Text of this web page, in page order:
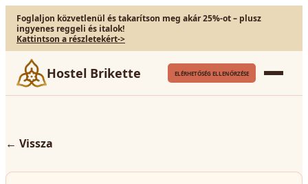
Foglaljon közvetlenül és takarítson meg akár 25%-ot – plusz
ingyenes reggeli és italok!
Kattintson a részletekért->
Hostel Brikette ELÉRHETŐSÉG ELLENŐRZÉSE
← Vissza